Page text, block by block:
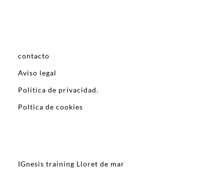
contacto
Aviso legal
Política de privacidad.
Poltica de cookies
IGnesis training Lloret de mar